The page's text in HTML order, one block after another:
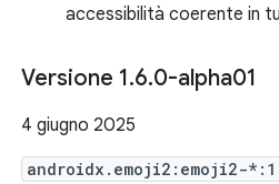
accessibilità coerente in
Versione 1.6.0-alpha01
4 giugno 2025
androidx.emoji2:emoji2-